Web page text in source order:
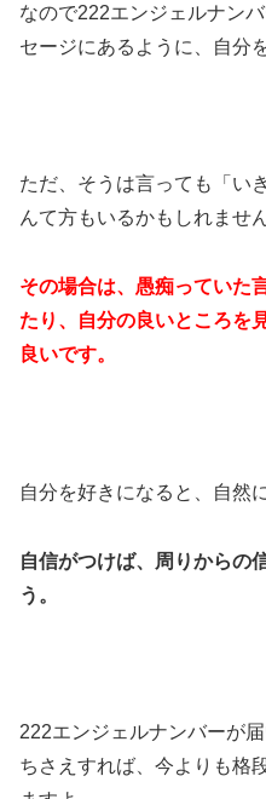
なので222エンジェルナン
セージにあるように、自分
ただ、そうは言っても「い
んて方もいるかもしれません
その場合は、愚痴っていた
たり、自分の良いところを
良いです。
自分を好きになると、自然
自信がつけば、周りからの
う。
222エンジェルナンバーが
ちさえすれば、今よりも格